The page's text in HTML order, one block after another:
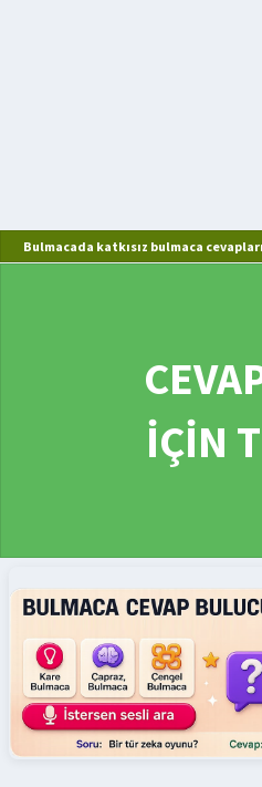
Bulmacada katkısız bulmaca
İÇİN